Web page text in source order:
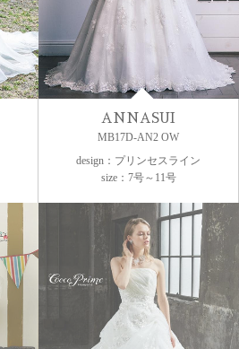
ANNASUI
MB17D-AN2 OW
design：プリンセスライン
size：7号～11号